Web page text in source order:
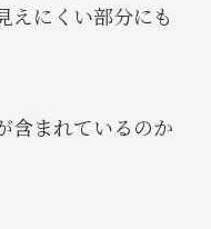
えにくい部分にも
含まれているのか